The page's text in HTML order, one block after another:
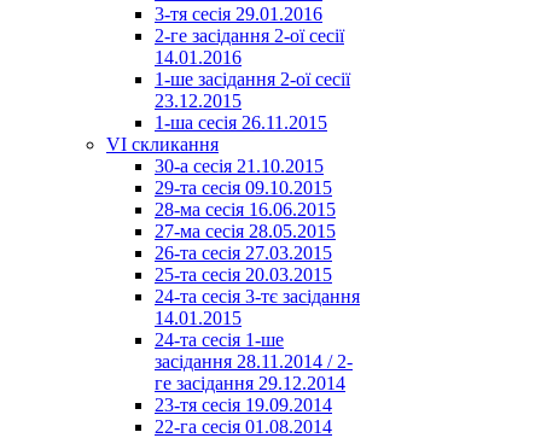
3-тя сесія 29.01.2016
2-ге засідання 2-ої сесії
14.01.2016
1-ше засідання 2-ої сесії
23.12.2015
1-ша сесія 26.11.2015
VI скликання
30-а сесія 21.10.2015
29-та сесія 09.10.2015
28-ма сесія 16.06.2015
27-ма сесія 28.05.2015
26-та сесія 27.03.2015
25-та сесія 20.03.2015
24-та сесія 3-тє засідання
14.01.2015
24-та сесія 1-ше
засідання 28.11.2014 / 2-
ге засідання 29.12.2014
23-тя сесія 19.09.2014
22-га сесія 01.08.2014